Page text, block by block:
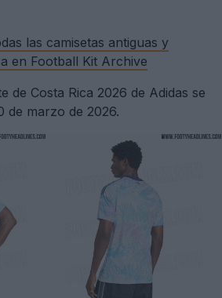
las camisetas antiguas y
en Football Kit Archive
de Costa Rica 2026 de Adidas se
de marzo de 2026.